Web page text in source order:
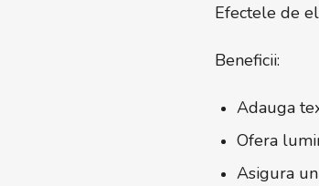
Efectele de
Beneficii:
Adauga
Ofera
Asigura